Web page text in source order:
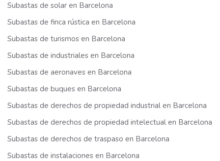
Subastas de solar en Barcelona
Subastas de finca rústica en Barcelona
Subastas de turismos en Barcelona
Subastas de industriales en Barcelona
Subastas de aeronaves en Barcelona
Subastas de buques en Barcelona
Subastas de derechos de propiedad industrial en Barcelona
Subastas de derechos de propiedad intelectual en Barcelona
Subastas de derechos de traspaso en Barcelona
Subastas de instalaciones en Barcelona